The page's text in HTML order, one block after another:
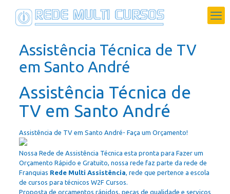
Assistência Técnica de TV
em Santo André
Assistência Técnica de
TV em Santo André
Assistência de TV em Santo André- Faça um Orçamento!
Nossa Rede de Assistência Técnica esta pronta para Fazer um
Orçamento Rápido e Gratuito, nossa rede faz parte da rede de
Franquias Rede Multi Assistência, rede que pertence a escola
de cursos para técnicos W2F Cursos.
Proposta de orçamentos rápidos, peças de qualidade e serviços